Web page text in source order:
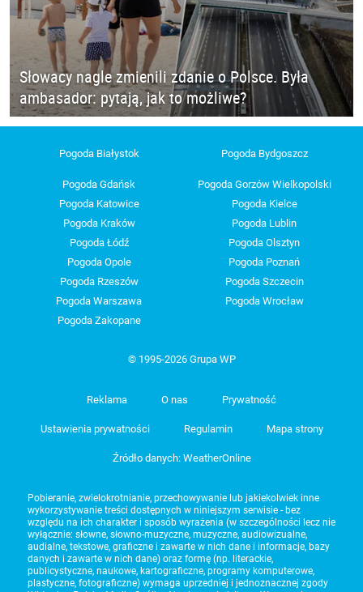
Słowacy nagle zmienili zdanie o Polsce. Była
ambasador: pytają, jak to możliwe?
Pogoda Białystok Pogoda Bydgoszcz
Pogoda Gdańsk
Pogoda Gorzów Wielkopolski
Pogoda Katowice
Pogoda Kielce
Pogoda Kraków
Pogoda Lublin
Pogoda Łódź
Pogoda Olsztyn
Pogoda Opole
Pogoda Poznań
Pogoda Rzeszów
Pogoda Szczecin
Pogoda Warszawa
Pogoda Wrocław
Pogoda Zakopane
© 1995-2026 Grupa WP
Reklama O nas Prywatność
Ustawienia prywatności Regulamin Mapa strony
Źródło danych: WeatherOnline
Pobieranie, zwielokrotnianie, przechowywanie lub jakiekolwiek inne
wykorzystywanie treści dostępnych w niniejszym serwisie - bez
względu na ich charakter i sposób wyrażenia (w szczególności lecz nie
wyłącznie: słowne, słowno-muzyczne, muzyczne, audiowizualne,
audialne, tekstowe, graficzne i zawarte w nich dane i informacje, bazy
danych i zawarte w nich dane) oraz formę (np. literackie,
publicystyczne, naukowe, kartograficzne, programy komputerowe,
plastyczne, fotograficzne) wymaga uprzedniej i jednoznacznej zgody